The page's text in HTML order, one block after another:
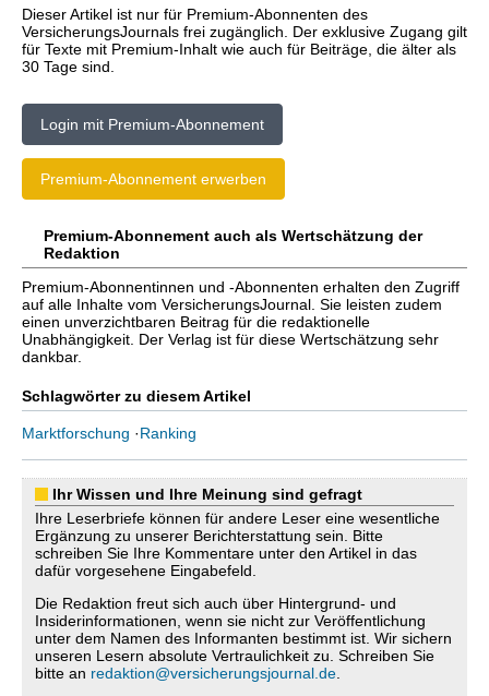
Dieser Artikel ist nur für Premium-Abonnenten des
VersicherungsJournals frei zugänglich. Der exklusive Zugang gilt
für Texte mit Premium-Inhalt wie auch für Beiträge, die älter als
30 Tage sind.
Login mit Premium-Abonnement
Premium-Abonnement erwerben
Premium-Abonnement auch als Wertschätzung der
Redaktion
Premium-Abonnentinnen und -Abonnenten erhalten den Zugriff
auf alle Inhalte vom VersicherungsJournal. Sie leisten zudem
einen unverzichtbaren Beitrag für die redaktionelle
Unabhängigkeit. Der Verlag ist für diese Wertschätzung sehr
dankbar.
Schlagwörter zu diesem Artikel
Marktforschung ·Ranking
Ihr Wissen und Ihre Meinung sind gefragt
Ihre Leserbriefe können für andere Leser eine wesentliche
Ergänzung zu unserer Berichterstattung sein. Bitte
schreiben Sie Ihre Kommentare unter den Artikel in das
dafür vorgesehene Eingabefeld.
Die Redaktion freut sich auch über Hintergrund- und
Insiderinformationen, wenn sie nicht zur Veröffentlichung
unter dem Namen des Informanten bestimmt ist. Wir sichern
unseren Lesern absolute Vertraulichkeit zu. Schreiben Sie
bitte an redaktion@versicherungsjournal.de